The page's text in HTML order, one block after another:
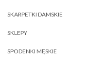
SKARPETKI DAMSKIE
SKLEPY
SPODENKI MĘSKIE